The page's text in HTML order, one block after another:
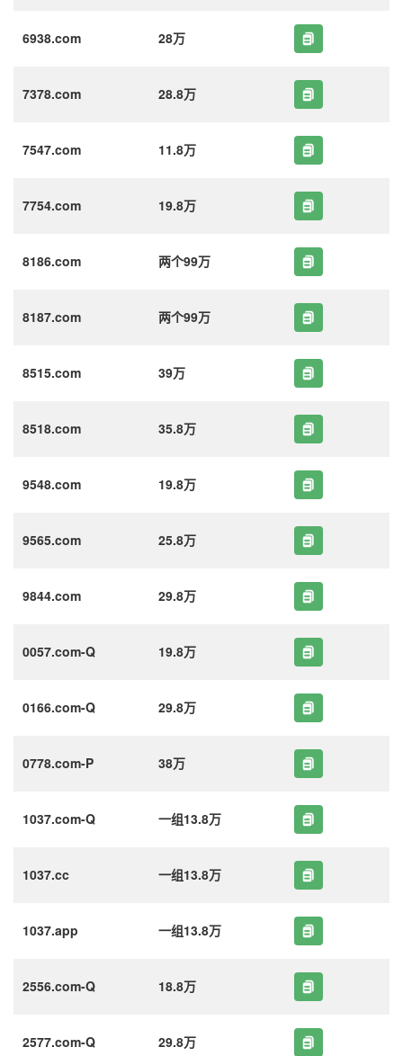
6938.com 28万
7378.com 28.8万
7547.com 11.8万
7754.com 19.8万
8186.com 两个99万
8187.com 两个99万
8515.com 39万
8518.com 35.8万
9548.com 19.8万
9565.com 25.8万
9844.com 29.8万
0057.com-Q 19.8万
0166.com-Q 29.8万
0778.com-P 38万
1037.com-Q 一组13.8万
1037.cc 一组13.8万
1037.app 一组13.8万
2556.com-Q 18.8万
2577.com-Q 29.8万